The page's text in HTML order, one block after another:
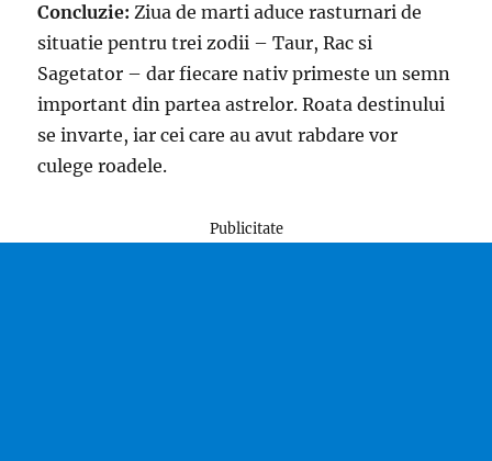
Concluzie: Ziua de marti aduce rasturnari de
situatie pentru trei zodii – Taur, Rac si
Sagetator – dar fiecare nativ primeste un semn
important din partea astrelor. Roata destinului
se invarte, iar cei care au avut rabdare vor
culege roadele.
Publicitate